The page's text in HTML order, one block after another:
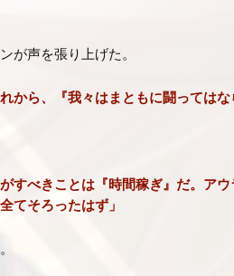
が声を張り上げた。
から、『我々はまともに闘ってはな
すべきことは『時間稼ぎ』だ。ア
てそろったはず」